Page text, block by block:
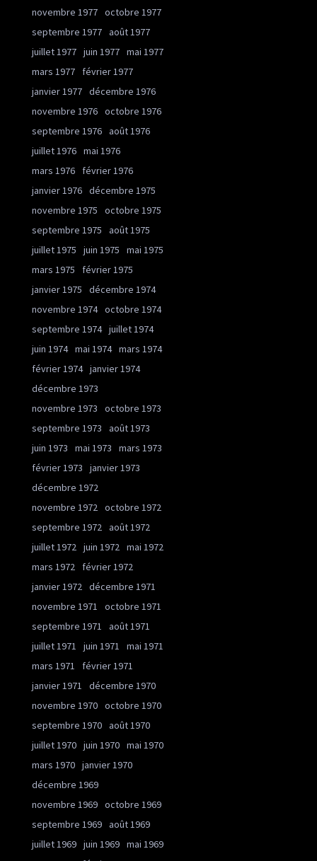
novembre 1977 octobre 1977
septembre 1977 août 1977
juillet 1977 juin 1977 mai 1977
mars 1977
février 1977
janvier 1977 décembre 1976
novembre 1976 octobre 1976
septembre 1976 août 1976
juillet 1976 mai 1976
mars 1976
février 1976
janvier 1976 décembre 1975
novembre 1975
octobre 1975
septembre 1975
août 1975
juillet 1975
juin 1975
mai 1975
mars 1975
février 1975
janvier 1975
décembre 1974
novembre 1974 octobre 1974
septembre 1974 juillet 1974
juin 1974 mai 1974 mars 1974
février 1974 janvier 1974
décembre 1973
novembre 1973
octobre 1973
septembre 1973
août 1973
juin 1973
mai 1973
mars 1973
février 1973
janvier 1973
décembre 1972
novembre 1972 octobre 1972
septembre 1972 août 1972
juillet 1972 juin 1972 mai 1972
mars 1972
février 1972
janvier 1972 décembre 1971
novembre 1971
octobre 1971
septembre 1971
août 1971
juillet 1971
juin 1971
mai 1971
mars 1971
février 1971
janvier 1971
décembre 1970
novembre 1970 octobre 1970
septembre 1970 août 1970
juillet 1970 juin 1970 mai 1970
mars 1970 janvier 1970
décembre 1969
novembre 1969 octobre 1969
septembre 1969 août 1969
juillet 1969 juin 1969 mai 1969